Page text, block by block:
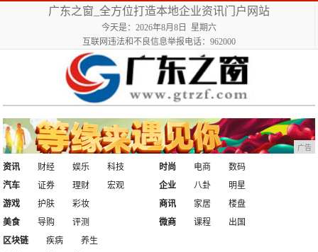
广东之窗_全方位打造本地企业资讯门户网站
今天是：2026年8月8日 星期六
互联网违法和不良信息举报电话：962000
广告
资讯 财经 娱乐
科技
汽车
证券 理财 宏观
时尚 电商
数码
企业
八卦
明星
游戏
护肤
彩妆
美食
导购 评测
商讯 家居
楼盘
微商
课程
出国
区块链
疾病
养生